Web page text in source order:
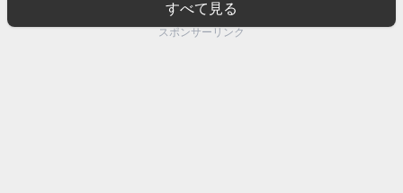
すべて見る
スポンサーリンク